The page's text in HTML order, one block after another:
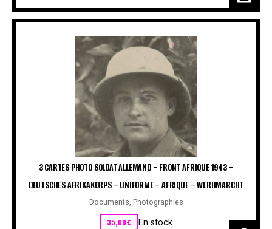
3 CARTES PHOTO SOLDAT ALLEMAND – FRONT AFRIQUE 1943 –
DEUTSCHES AFRIKAKORPS – UNIFORME – AFRIQUE – WERHMARCHT
Documents, Photographies
35,00€ En stock